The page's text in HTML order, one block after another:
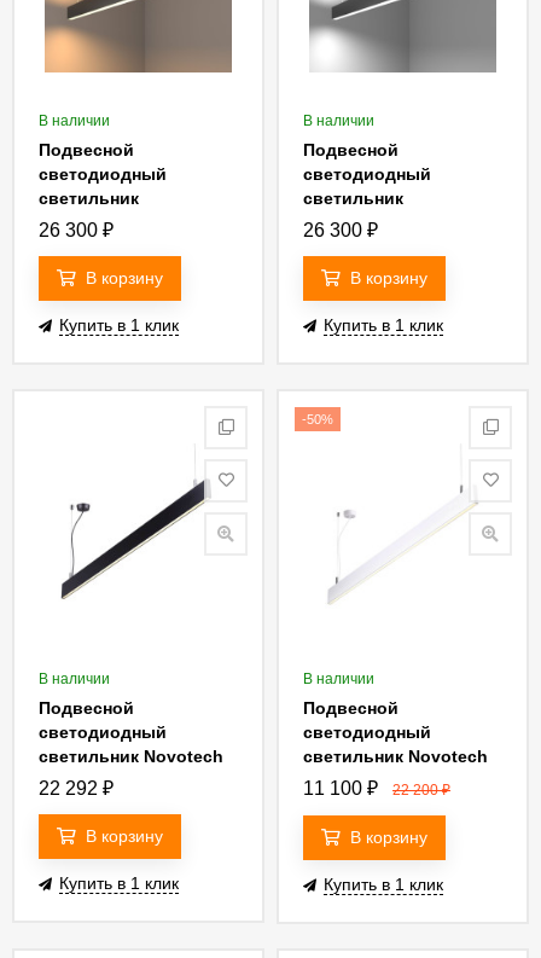
В наличии
Подвесной
светодиодный
светильник
Elektrostandard LSG-
4690389133503
26 300 ₽
В корзину
Купить в 1 клик
В наличии
Подвесной
светодиодный
светильник
Elektrostandard LSG-
4690389133527
26 300 ₽
В корзину
Купить в 1 клик
В наличии
Подвесной
светодиодный
светильник Novotech
Iter 358160
22 292 ₽
В корзину
Купить в 1 клик
-50%
В наличии
Подвесной
светодиодный
светильник Novotech
Iter 358161
11 100 ₽ 22 200₽
В корзину
Купить в 1 клик